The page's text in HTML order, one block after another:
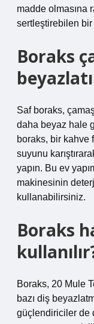
madde olmasına
sertleştirebilen bir
Boraks
Saf boraks,
daha beyaz hale
boraks, bir kahve
suyunu
yapın. Bu ev
makinesinin
kullanabilirsiniz.
Boraks
Boraks, 20 Mule
bazı diş
güçlendiriciler de